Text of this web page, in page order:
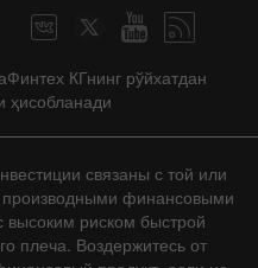
КГнинг рўйхатдан
ҳисобланади
связаны с той или
производными финансовыми
высоким риском быстрой
плеча. Воздержитесь от